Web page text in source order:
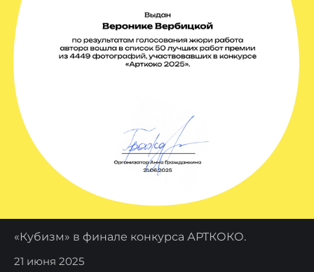
«Кубизм» в финале конкурса АРТКОКО.
21 июня 2025